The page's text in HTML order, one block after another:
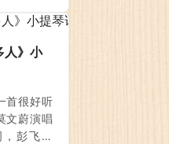
专为某个
但却有
秘园之
音乐。
琴曲弥漫
曲舒缓柔
失在神
人》小
首很好听
文蔚演唱
彭飞作